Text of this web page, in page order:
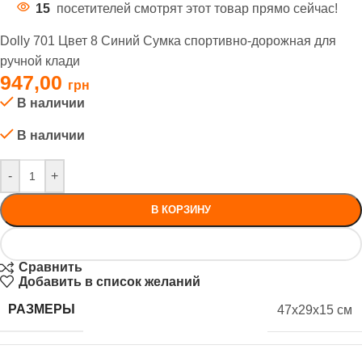
15 посетителей смотрят этот товар прямо сейчас!
Dolly 701 Цвет 8 Синий Сумка спортивно-дорожная для
ручной клади
947,00
В наличии
В наличии
- +
В КОРЗИНУ
Сравнить
Добавить в список желаний
РАЗМЕРЫ 47x29x15 см